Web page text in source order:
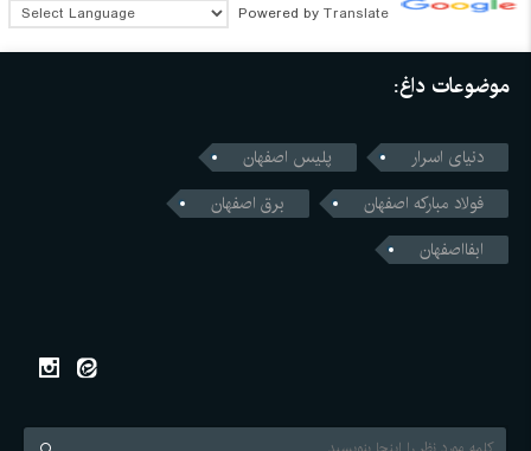
Powered by Translate
موضوعات داغ:
دنیای اسرار
پلیس اصفهان
فولاد مبارکه اصفهان
برق اصفهان
ابفااصفهان